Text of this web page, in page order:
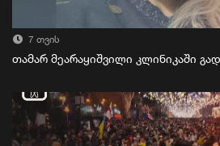
7 თვის
თამარ მეარაყიშვილი კლინიკაში